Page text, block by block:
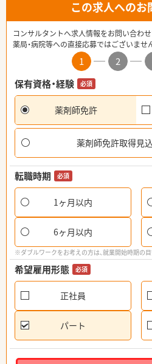
この求人へのお
コンサルタントへ求人情報をお問い合わせ
薬局・病院等への直接応募ではございませ
1 2
保有資格・経験
必須
薬剤師免許
薬剤師免許取得見込
転職時期 必須
1ヶ月以内
6ヶ月以内
※ダブルワークをお考えの方は、就業開始時期の
希望雇用形態 必須
正社員
パート